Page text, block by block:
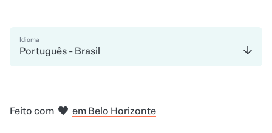
Idioma
Português - Brasil
Feito com em Belo Horizonte